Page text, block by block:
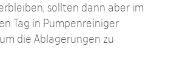
sollten dann aber im
Tag in Pumpenreiniger
die Ablagerungen zu